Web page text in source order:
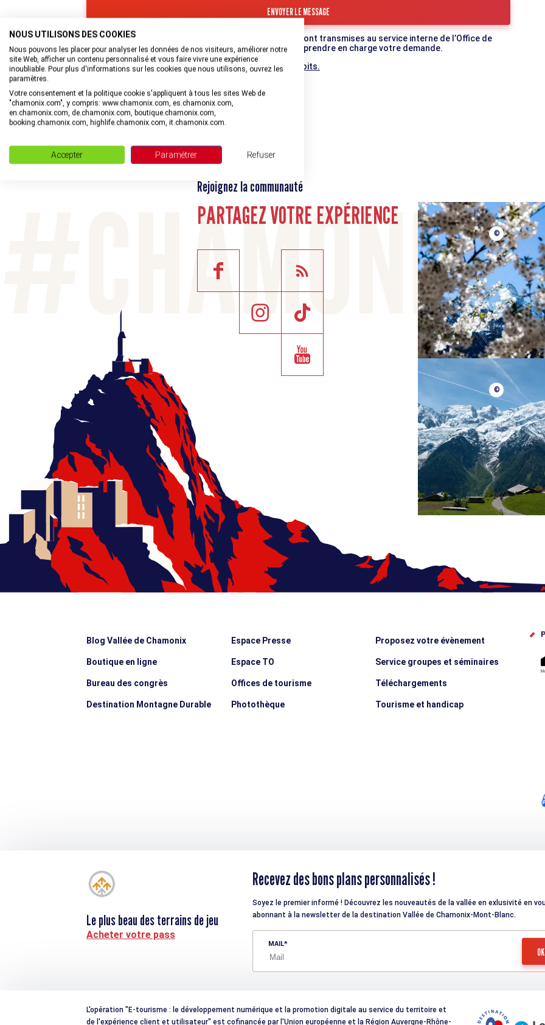
Les informations recueillies à partir de ce formulaire sont transmises au service interne de l’Office de
Tourisme de la Vallée de Chamonix-Mont-Blanc qui va prendre en charge votre demande.
En savoir plus sur la gestion de vos données et vos droits.
Rejoignez la communauté
PARTAGEZ VOTRE EXPÉRIENCE
©
©
Blog Vallée de Chamonix
Boutique en ligne
Bureau des congrès
Destination Montagne Durable
Espace Presse
Espace TO
Offices de tourisme
Photothèque
Proposez votre évènement
Service groupes et séminaires
Téléchargements
Tourisme et handicap
Le plus beau des terrains de jeu
Acheter votre pass
Recevez des bons plans personnalisés !
Soyez le premier informé ! Découvrez les nouveautés de la vallée en exlusivité en
abonnant à la newsletter de la destination Vallée de Chamonix-Mont-Blanc.
MAIL
L'opération "E-tourisme : le développement numérique et la promotion digitale au service du territoire et
de l'expérience client et utilisateur" est cofinancée par l'Union européenne et la Région Auvergne-Rhône-
NOUS UTILISONS DES COOKIES
Nous pouvons les placer pour analyser les données de nos visiteurs, améliorer notre
site Web, afficher un contenu personnalisé et vous faire vivre une expérience
inoubliable. Pour plus d'informations sur les cookies que nous utilisons, ouvrez les
paramètres.
Votre consentement et la politique cookie s'appliquent à tous les sites Web de
"chamonix.com", y compris: www.chamonix.com, es.chamonix.com,
en.chamonix.com, de.chamonix.com, boutique.chamonix.com,
booking.chamonix.com, highlife.chamonix.com, it.chamonix.com.
Accepter Paramétrer Refuser